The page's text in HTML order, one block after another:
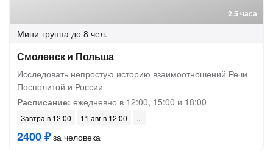
2.5 часа
Мини-группа до 8 чел.
Смоленск и Польша
Исследовать непростую историю взаимоотношений Речи
Посполитой и России
Расписание: ежедневно в 12:00, 15:00 и 18:00
Завтра в 12:00 11 авг в 12:00
2400 ₽за человека